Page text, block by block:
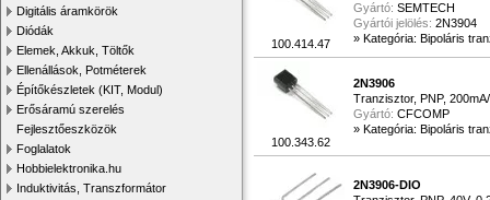
Digitális áramkörök
Diódák
Elemek, Akkuk, Töltők
Ellenállások, Potméterek
Építőkészletek (KIT, Modul)
Erősáramú szerelés
Fejlesztőeszközök
Foglalatok
Hobbielektronika.hu
Induktivitás, Transzformátor
100.414.47
Gyártó: SEMTECH
Gyártói jelölés: 2N3904
» Kategória: Bipoláris
100.343.62
2N3906
Tranzisztor, PNP,
Gyártó: CFCOMP
» Kategória: Bipoláris
2N3906-DIO